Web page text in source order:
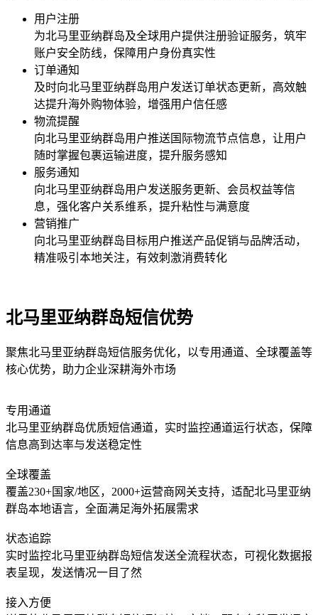
用户注册
为北马里亚纳群岛及全球用户提供注册验证服务，筑牢
账户安全防线，保障用户身份真实性
订单通知
及时向北马里亚纳群岛用户发送订单状态更新，高效触
达提升海外购物体验，增强用户信任感
物流提醒
向北马里亚纳群岛用户推送国际物流节点信息，让用户
随时掌握包裹运输进度，提升服务感知
服务通知
向北马里亚纳群岛用户发送服务更新、会员权益等信
息，强化客户关系维系，提升粘性与满意度
营销推广
向北马里亚纳群岛 目标用户推送产品促销与品牌活动，
精准吸引本地关注，有效刺激消费转化
北马里亚纳群岛短信优势
聚焦北马里亚纳群岛短信服务优化，以专用通道、全球覆盖等
核心优势，助力企业深耕海外市场
专用通道
北马里亚纳群岛优质短信通道，实时监控通道运行状态，保障
信息高到达率与发送稳定性
全球覆盖
覆盖230+国家/地区，2000+运营商网关支持，适配北马里亚纳
群岛本地语言，全面满足海外拓展需求
状态追踪
实时监控北马里亚纳群岛短信发送全流程状态，可视化数据报
表呈现，发送情况一目了然
接入方便